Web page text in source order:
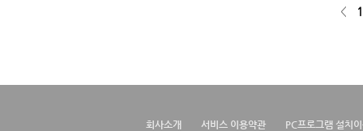
< 1
회사소개 서비스 이용약관 PC프로그램 설치